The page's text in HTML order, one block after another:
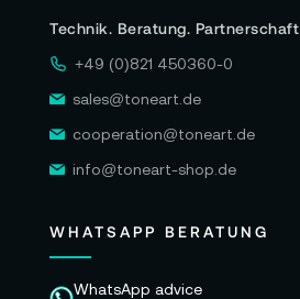
Technik. Beratung. Partnerschaft
+49 (0)821 450360-0
sales@toneart.de
cooperation@toneart.de
info@toneart-shop.de
WHATSAPP BERATUNG
WhatsApp advice